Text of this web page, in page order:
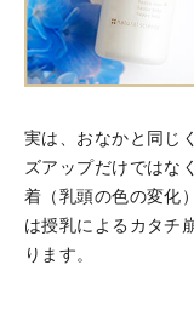
実は、おなかと同じ
ズアップだけではな
着（乳頭の色の変化
は授乳によるカタチ
ります。